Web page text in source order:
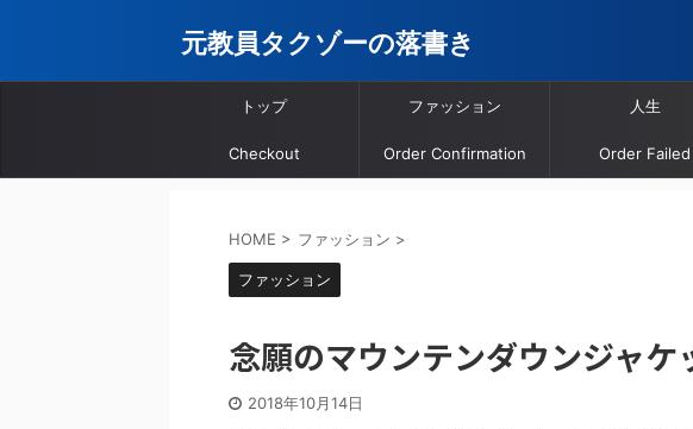
元教員タクゾーの落書き
トップ ファッション 人生
Checkout Order Confirmation Order Failed
HOME > ファッション >
ファッション
念願のマウンテンダウンジャケ
2018年10月14日